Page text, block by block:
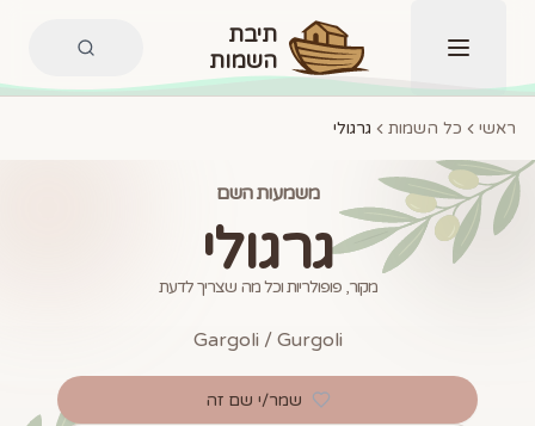
תפריט
תיבת
השמות
ראשי כל השמות גרגולי
משמעות השם
גרגולי
מקור, פופולריות וכל מה שצריך לדעת
Gargoli / Gurgoli
שמר/י שם זה